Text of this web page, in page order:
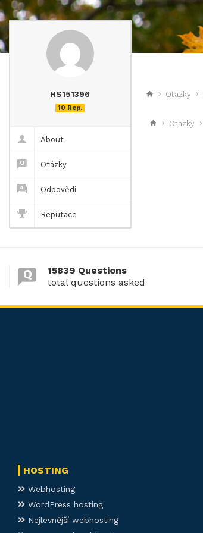
Otazky
HS151396
10 Rep.
About
Otázky
Odpovědi
Reputace
Otazky
15839 Questions
total questions asked
HOSTING
Webhosting
WordPress hosting
Nejlevnější webhosting